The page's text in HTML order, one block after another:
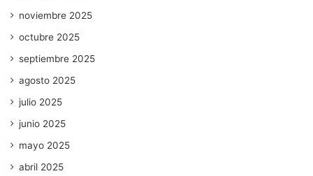
noviembre 2025
octubre 2025
septiembre 2025
agosto 2025
julio 2025
junio 2025
mayo 2025
abril 2025